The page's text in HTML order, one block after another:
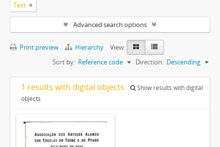
Text
Advanced search options
Print preview Hierarchy
View:
Sort by: Reference code Direction: Descending
1 results with digital objects
Show results with digital
objects